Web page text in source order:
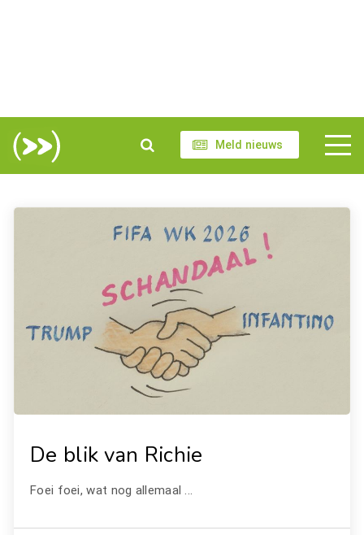
Meld nieuws
De blik van Richie
Foei foei, wat nog allemaal ...